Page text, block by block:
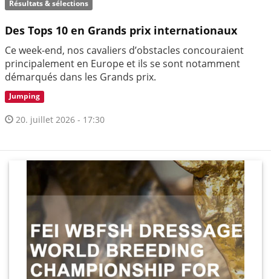
Résultats & sélections
Des Tops 10 en Grands prix internationaux
Ce week-end, nos cavaliers d’obstacles concouraient
principalement en Europe et ils se sont notamment
démarqués dans les Grands prix.
Jumping
20. juillet 2026 - 17:30